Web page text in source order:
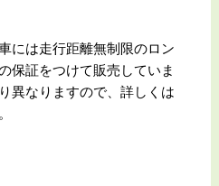
には走行距離無制限のロン
保証をつけて販売していま
異なりますので、詳しくは